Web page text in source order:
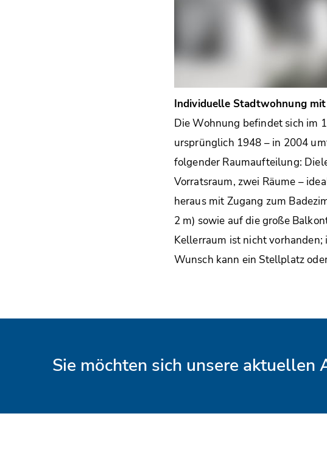
Individuelle Stadtwohnung
Die Wohnung befindet sich im
ursprünglich 1948 – in 2004
folgender Raumaufteilung:
Vorratsraum, zwei Räume –
heraus mit Zugang zum
2 m) sowie auf die große
Kellerraum ist nicht
Wunsch kann ein Stellplatz
Sie möchten sich unsere aktuellen